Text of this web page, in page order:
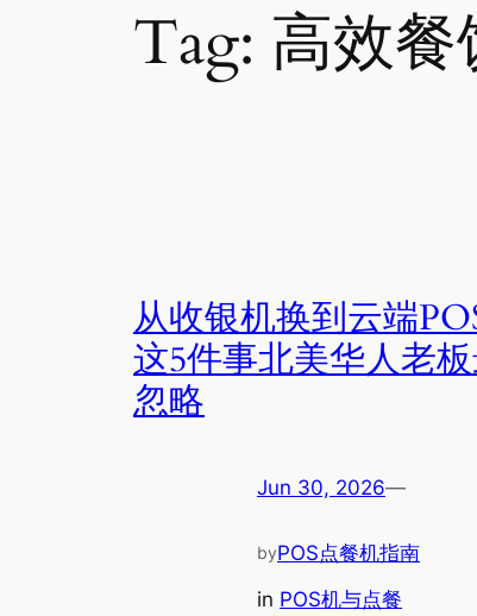
Tag: 高效
从收银机换到云端
这5件事北美华人老
忽略
Jun 30, 2026—
byPOS点餐机指南
in POS机与点餐